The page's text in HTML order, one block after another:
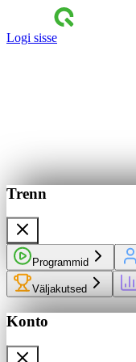
Logi sisse
Trenn
Programmid
Väljakutsed
Konto